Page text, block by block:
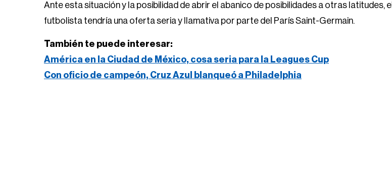
Ante esta situación y la posibilidad de abrir el abanico de posibilidades a otras latitudes, el
futbolista tendría una oferta seria y llamativa por parte del París Saint-Germain.
También te puede interesar:
América en la Ciudad de México, cosa seria para la Leagues Cup
Con oficio de campeón, Cruz Azul blanqueó a Philadelphia